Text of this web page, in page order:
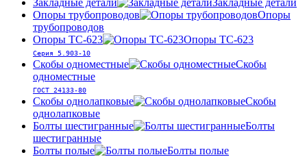
Закладные детали
Закладные детали
Опоры трубопроводов
Опоры
трубопроводов
Опоры ТС-623
Опоры ТС-623
Серия 5.903-10
Скобы одноместные
Скобы
одноместные
ГОСТ 24133-80
Скобы однолапковые
Скобы
однолапковые
Болты шестигранные
Болты
шестигранные
Болты полые
Болты полые